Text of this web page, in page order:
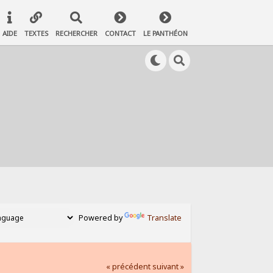
AIDE TEXTES RECHERCHER CONTACT LE PANTHÉON
Powered by Translate
« précédent suivant »